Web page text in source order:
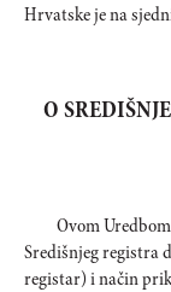
Hrvatske je na
O
Ovom
Središnjeg registra
registar) i način